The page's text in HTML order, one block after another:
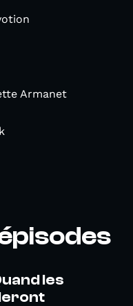
Armanet
les